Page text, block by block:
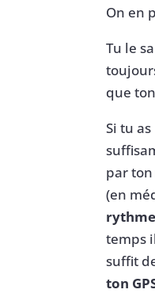
On en
Tu le
que
Si tu
par
(en
rythme
temps
suffit
ton